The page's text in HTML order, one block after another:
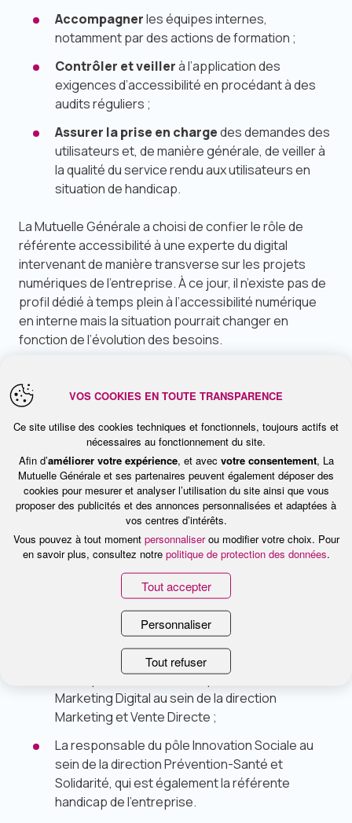
Accompagnerles équipes internes,
notamment par des actions de formation ;
Contrôler et veillerà l’application des
exigences d’accessibilité en procédant à des
audits réguliers ;
Assurer la prise en chargedes demandes des
utilisateurs et, de manière générale, de veiller à
la qualité du service rendu aux utilisateurs en
situation de handicap.
La Mutuelle Générale a choisi de confier le rôle de
référente accessibilité à une experte du digital
intervenant de manière transverse sur les projets
numériques de l’entreprise. À ce jour, il n’existe pas de
profil dédié à temps plein à l’accessibilité numérique
en interne mais la situation pourrait changer en
fonction de l’évolution des besoins.
Ressources internes
Au-delà de la référente accessibilité numérique de La
Mutuelle Générale, qui pilote la démarche, plusieurs
personnes sont identifiées au sein de l’entreprise
pour prendre le relais de l’accessibilité numérique
dans leurs services :
Les 8 membres de l’équipe digitale de la
direction Digital et Data (dont font partie la
référente accessibilité numérique, l’UX
et la directrice stratégie digitale et data) ;
Le responsable du Pôle Digital
sein de la direction des Systèmes d’Information ;
Le responsable du Pôle Expérience Client
Marketing Digital au sein de la direction
Marketing et Vente Directe ;
La responsable du pôle Innovation Sociale au
sein de la direction Prévention-Santé et
Solidarité, qui est également la référente
handicap de l’entreprise.
VOS COOKIES EN TOUTE TRANSPARENCE
Ce site utilise des cookies techniques et fonctionnels, toujours actifs et
nécessaires au fonctionnement du site.
Afin d’améliorer votre expérience, et avec votre consentement, La
Mutuelle Générale et ses partenaires peuvent également déposer des
cookies pour mesurer et analyser l’utilisation du site ainsi que vous
proposer des publicités et des annonces personnalisées et adaptées à
vos centres d’intérêts.
Vous pouvez à tout moment personnaliserou modifier votre choix. Pour
en savoir plus, consultez notre politique de protection des données.
Tout accepter
Personnaliser
Tout refuser